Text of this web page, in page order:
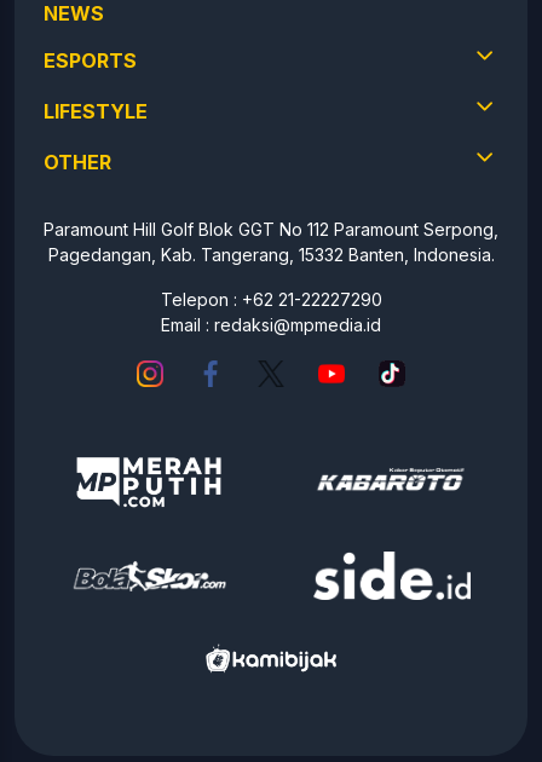
NEWS
ESPORTS
LIFESTYLE
OTHER
Paramount Hill Golf Blok GGT No 112 Paramount Serpong,
Pagedangan, Kab. Tangerang, 15332 Banten, Indonesia.
Telepon : +62 21-22227290
Email : redaksi@mpmedia.id